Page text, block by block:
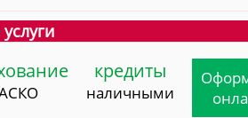
кредиты
наличными